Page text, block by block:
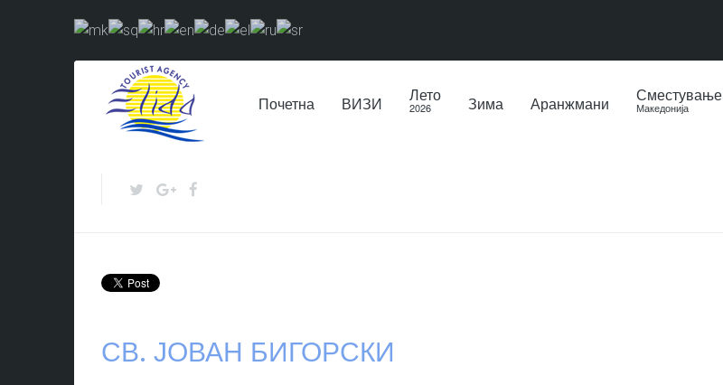
Почетна ВИЗИ Лето
2026 Зима Аранжмани Сместување
Македонија
СВ. ЈОВАН БИГОРСКИ